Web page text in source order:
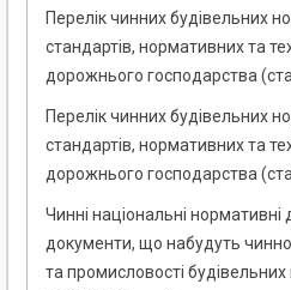
Перелік чинних будівельних
стандартів, нормативних та
дорожнього господарства
Перелік чинних будівельних
стандартів, нормативних та
дорожнього господарства
Чинні національні
документи, що набудуть
та промисловості